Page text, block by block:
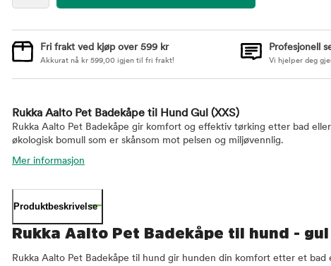
Fri frakt ved kjøp over 599 kr
Akkurat nå kr 599,00 igjen til fri frakt!
Profesjonell
Vi hjelper deg
Rukka Aalto Pet Badekåpe til Hund Gul (XXS)
Rukka Aalto Pet Badekåpe gir komfort og effektiv tørking etter bad
økologisk bomull som er skånsom mot pelsen og miljøvennlig.
Mer informasjon
Produktbeskrivelse
Rukka Aalto Pet Badekåpe til hund - gul
Rukka Aalto Pet Badekåpe til hund gir hunden din komfort etter et bad